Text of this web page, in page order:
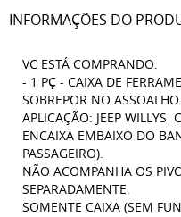
INFORMAÇÕES DO
VC ESTÁ COMPRANDO:
- 1 PÇ - CAIXA DE
SOBREPOR NO ASSOALHO.
APLICAÇÃO: JEEP WILLYS
ENCAIXA EMBAIXO DO
PASSAGEIRO).
NÃO ACOMPANHA OS
SEPARADAMENTE.
SOMENTE CAIXA (SEM